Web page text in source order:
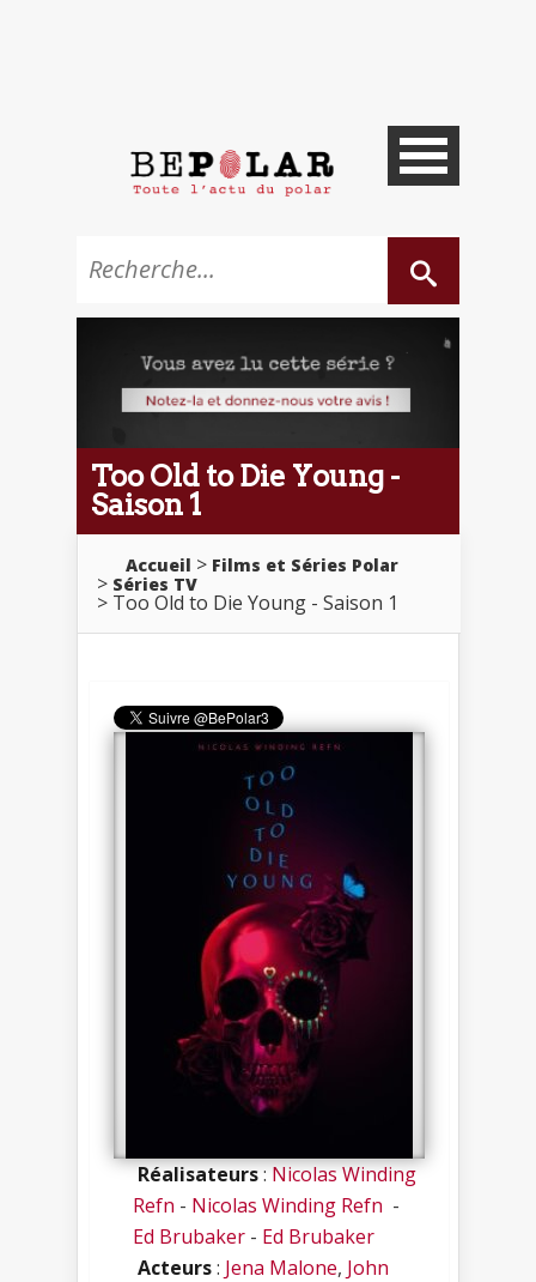
Too Old to Die Young -
Saison 1
Accueil
Films et Séries Polar
Séries TV
Too Old to Die Young - Saison 1
Réalisateurs:Nicolas Winding
Refn - Nicolas Winding Refn -
Ed Brubaker - Ed Brubaker
Acteurs: Jena Malone, John